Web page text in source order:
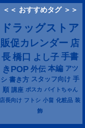
＜＜ おすすめタグ ＞＞
ドラッグストア
販促カレンダー 店
長 橋口 よし子 手書
きPOP 外伝 本編 アツ
シ 書き方 スタッフ向け 手
順 講座 ポスカ バイトちゃん
店長向け フトシ 小畠 化粧品 装
飾